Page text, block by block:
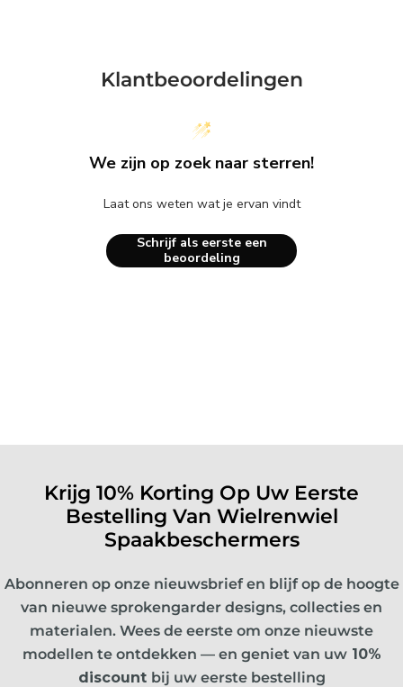
Klantbeoordelingen
We zijn op zoek naar sterren!
Laat ons weten wat je ervan vindt
Schrijf als eerste een
beoordeling
Krijg 10% Korting Op Uw Eerste
Bestelling Van Wielrenwiel
Spaakbeschermers
Abonneren op onze nieuwsbrief en blijf op de hoogte
van nieuwe sprokengarder designs, collecties en
materialen. Wees de eerste om onze nieuwste
modellen te ontdekken — en geniet van uw10%
discount bij uw eerste bestelling